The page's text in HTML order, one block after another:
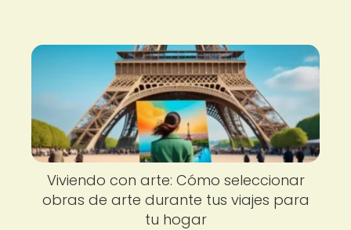
Viviendo con arte: Cómo seleccionar
obras de arte durante tus viajes para
tu hogar